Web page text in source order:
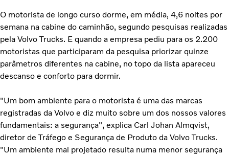
O motorista de longo curso dorme, em média, 4,6 noites por
semana na cabine do caminhão, segundo pesquisas realizadas
pela Volvo Trucks. E quando a empresa pediu para os 2.200
motoristas que participaram da pesquisa priorizar quinze
parâmetros diferentes na cabine, no topo da lista apareceu
descanso e conforto para dormir.
"Um bom ambiente para o motorista é uma das marcas
registradas da Volvo e diz muito sobre um dos nossos valores
fundamentais: a segurança", explica Carl Johan Almqvist,
diretor de Tráfego e Segurança de Produto da Volvo Trucks.
"Um ambiente mal projetado resulta numa menor segurança